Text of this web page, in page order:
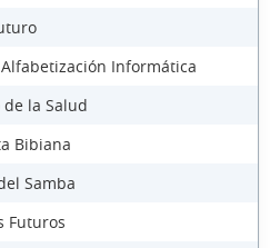
Informática
la Salud
Bibiana
Samba
Futuros